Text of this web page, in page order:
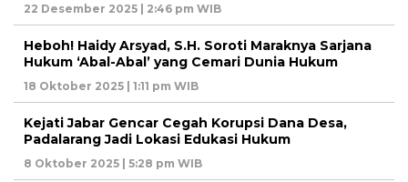
22 Desember 2025 | 2:46 pm WIB
Heboh! Haidy Arsyad, S.H. Soroti Maraknya Sarjana
Hukum ‘Abal-Abal’ yang Cemari Dunia Hukum
18 Oktober 2025 | 1:11 pm WIB
Kejati Jabar Gencar Cegah Korupsi Dana Desa,
Padalarang Jadi Lokasi Edukasi Hukum
8 Oktober 2025 | 5:28 pm WIB